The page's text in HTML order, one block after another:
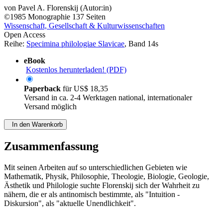
von Pavel A. Florenskij (Autor:in)
©1985 Monographie 137 Seiten
Wissenschaft, Gesellschaft & Kulturwissenschaften
Open Access
Reihe: Specimina philologiae Slavicae, Band 14s
eBook
Kostenlos herunterladen! (PDF)
Paperback fürUS$ 18,35
Versand in ca. 2-4 Werktagen national, internationaler
Versand möglich
In den Warenkorb
Zusammenfassung
Mit seinen Arbeiten auf so unterschiedlichen Gebieten wie
Mathematik, Physik, Philosophie, Theologie, Biologie, Geologie,
Ästhetik und Philologie suchte Florenskij sich der Wahrheit zu
nähern, die er als antinomisch bestimmte, als "Intuition -
Diskursion", als "aktuelle Unendlichkeit".